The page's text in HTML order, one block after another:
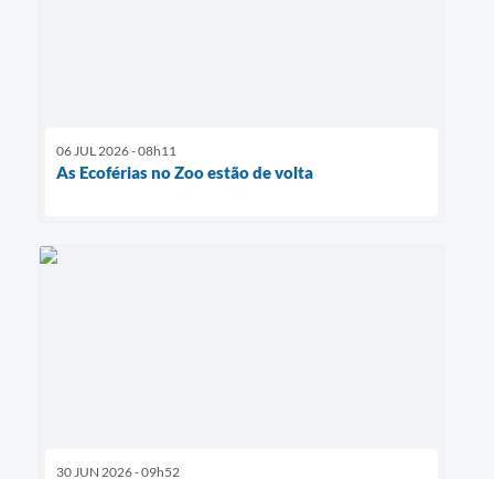
06 JUL 2026 - 08h11
As Ecoférias no Zoo estão de volta
30 JUN 2026 - 09h52